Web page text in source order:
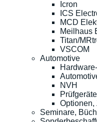
Icron
ICS
MCD
Meilhaus
Titan/
VSCOM
Automotive
NVH
Optionen,
Seminare,